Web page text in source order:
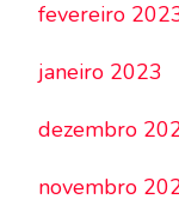
fevereiro
janeiro 2023
dezembro
novembro